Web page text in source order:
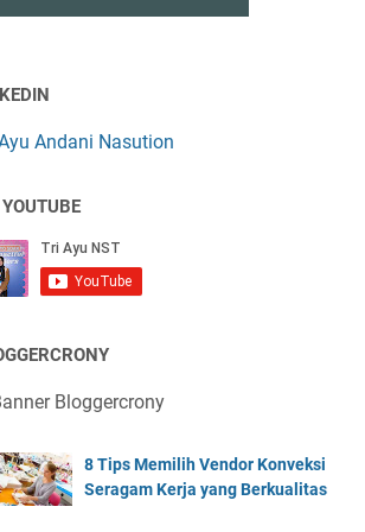
Andani Nasution
8 Tips Memilih Vendor Konveksi
Seragam Kerja yang Berkualitas